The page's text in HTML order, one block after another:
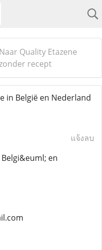
Naar Quality Etazene
recept
in België en Nederland
แจ้งลบ
en